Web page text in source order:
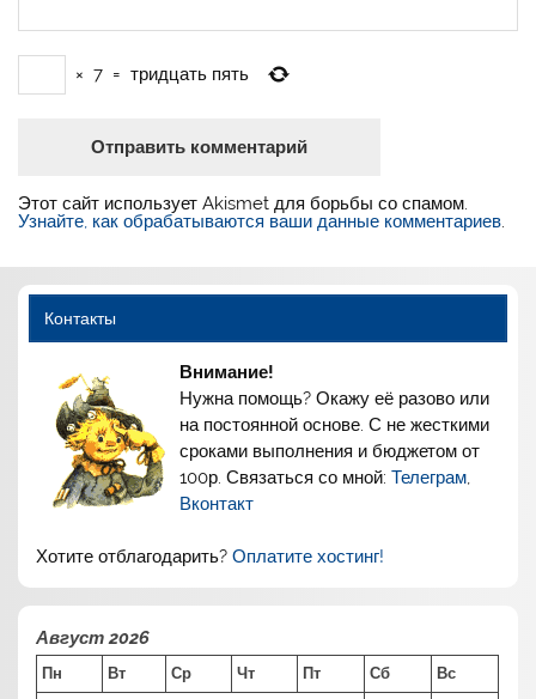
× 7 = тридцать пять
Этот сайт использует Akismet для борьбы со спамом.
Узнайте, как обрабатываются ваши данные комментариев
Контакты
Внимание!
Нужна помощь? Окажу её разово или
на постоянной основе. С не жесткими
сроками выполнения и бюджетом от
100р. Связаться со мной:Телеграм,
Вконтакт
Хотите отблагодарить?Оплатите хостинг!
Август 2026
Пн Вт Ср Чт Пт Сб Вс